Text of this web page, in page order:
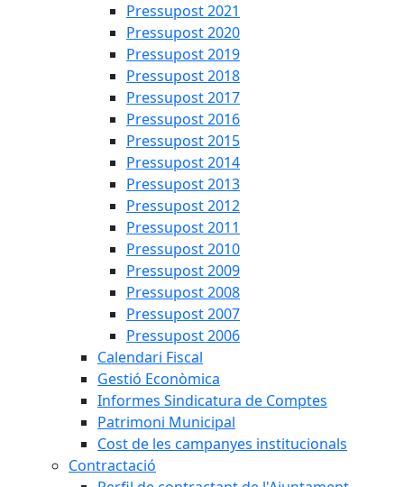
Pressupost 2021
Pressupost 2020
Pressupost 2019
Pressupost 2018
Pressupost 2017
Pressupost 2016
Pressupost 2015
Pressupost 2014
Pressupost 2013
Pressupost 2012
Pressupost 2011
Pressupost 2010
Pressupost 2009
Pressupost 2008
Pressupost 2007
Pressupost 2006
Calendari Fiscal
Gestió Econòmica
Informes Sindicatura de Comptes
Patrimoni Municipal
Cost de les campanyes institucionals
Contractació